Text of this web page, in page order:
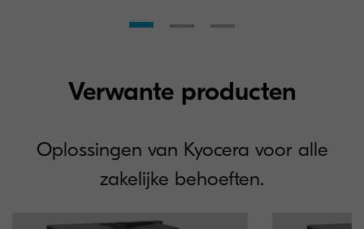
Verwante producten
Oplossingen van Kyocera voor alle
zakelijke behoeften.